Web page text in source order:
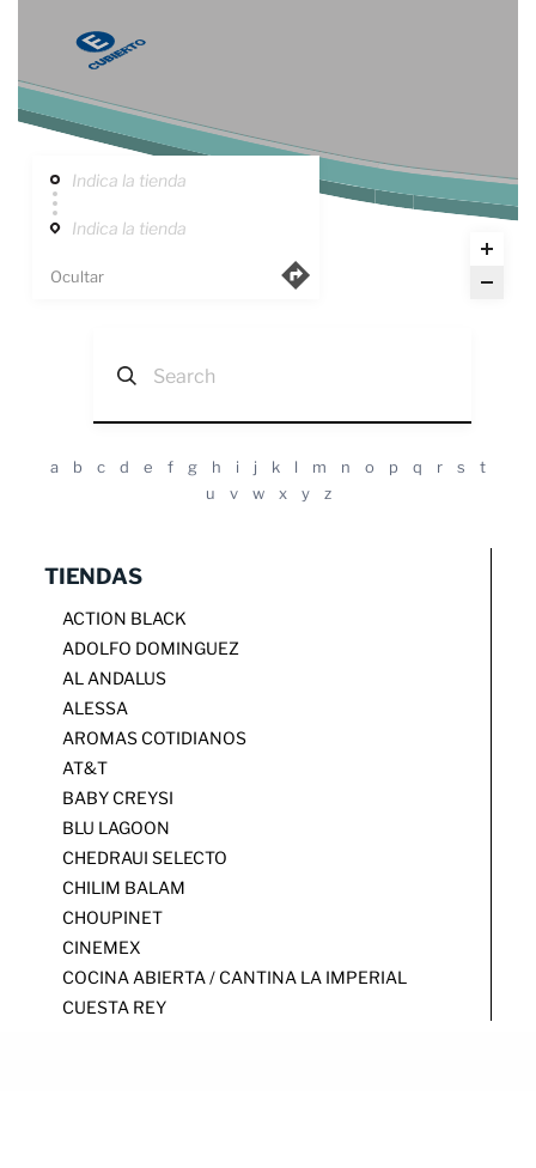
Indica la tienda
Indica la tienda
Ocultar
a b c d e f g h i j k l m n o p q r s
t
u
v w x y z
TIENDAS
ACTION BLACK
ADOLFO DOMINGUEZ
AL ANDALUS
ALESSA
AROMAS COTIDIANOS
AT&T
BABY CREYSI
BLU LAGOON
CHEDRAUI SELECTO
CHILIM BALAM
CHOUPINET
CINEMEX
COCINA ABIERTA / CANTINA LA IMPERIAL
CUESTA REY